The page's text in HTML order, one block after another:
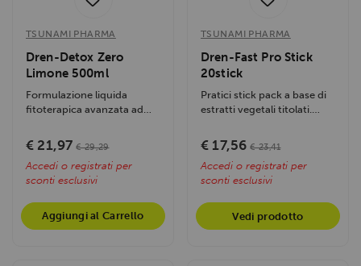
Utilizziamo i cookie per personalizzare contenuti ed
annunci, per fornire funzionalità dei social media e per
informazioni sul modo in cui utilizzi il nostro sito con i
pubblicità e social media, i quali potrebbero combinarle
raccolto dal tuo utilizzo dei loro servizi.
TSUNAMI PHARMA
Dren-Detox Zero
Limone 500ml
Formulazione liquida
fitoterapica avanzata ad
depurativo....
€ 21,97 € 29,29
Accedi o registrati per
sconti esclusivi
Aggiungi al Carrello
TSUNAMI PHARMA
Dren-Fast Pro Stick
20stick
Pratici stick pack a base di
estratti vegetali titolati.
€ 17,56 € 23,41
Accedi o registrati per
sconti esclusivi
Vedi prodotto